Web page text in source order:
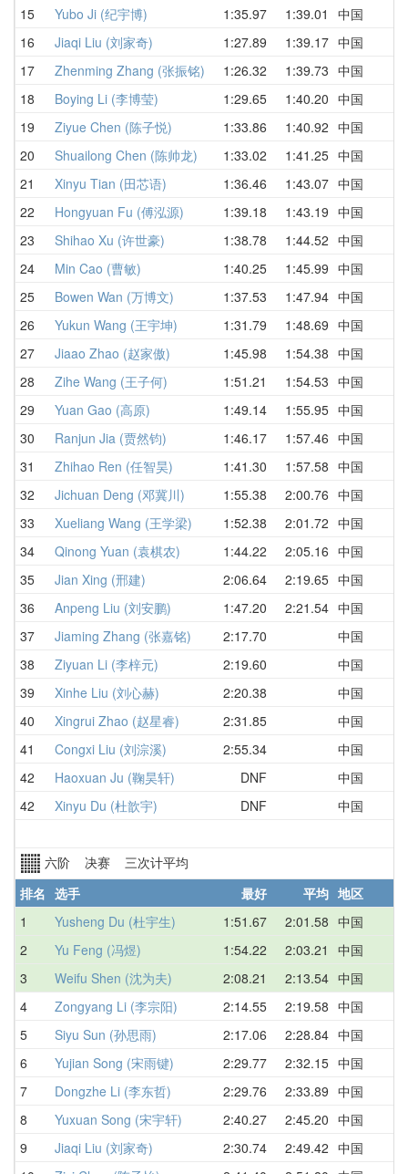
15 Yubo Ji (纪宇博) 1:35.97 1:39.01 中国
16 Jiaqi Liu (刘家奇) 1:27.89 1:39.17 中国
17 Zhenming Zhang (张振铭) 1:26.32 1:39.73 中国
18 Boying Li (李博莹) 1:29.65 1:40.20 中国
19 Ziyue Chen (陈子悦) 1:33.86 1:40.92 中国
20 Shuailong Chen (陈帅龙) 1:33.02 1:41.25 中国
21 Xinyu Tian (田芯语) 1:36.46 1:43.07 中国
22 Hongyuan Fu (傅泓源) 1:39.18 1:43.19 中国
23 Shihao Xu (许世豪) 1:38.78 1:44.52 中国
24 Min Cao (曹敏) 1:40.25 1:45.99 中国
25 Bowen Wan (万博文) 1:37.53 1:47.94 中国
26 Yukun Wang (王宇坤) 1:31.79 1:48.69 中国
27 Jiaao Zhao (赵家傲) 1:45.98 1:54.38 中国
28 Zihe Wang (王子何) 1:51.21 1:54.53 中国
29 Yuan Gao (高原) 1:49.14 1:55.95 中国
30 Ranjun Jia (贾然钧) 1:46.17 1:57.46 中国
31 Zhihao Ren (任智昊) 1:41.30 1:57.58 中国
32 Jichuan Deng (邓冀川) 1:55.38 2:00.76 中国
33 Xueliang Wang (王学梁) 1:52.38 2:01.72 中国
34 Qinong Yuan (袁棋农) 1:44.22 2:05.16 中国
35 Jian Xing (邢建) 2:06.64 2:19.65 中国
36 Anpeng Liu (刘安鹏) 1:47.20 2:21.54 中国
37 Jiaming Zhang (张嘉铭) 2:17.70 中国
38 Ziyuan Li (李梓元) 2:19.60 中国
39 Xinhe Liu (刘心赫) 2:20.38 中国
40 Xingrui Zhao (赵星睿) 2:31.85 中国
41 Congxi Liu (刘淙溪) 2:55.34 中国
42 Haoxuan Ju (鞠昊轩) DNF 中国
42 Xinyu Du (杜歆宇) DNF 中国
六阶 决赛 三次计平均
排名 选手 最好 平均 地区
1
Yusheng Du (杜宇生) 1:51.67 2:01.58 中国
2 Yu Feng (冯煜) 1:54.22 2:03.21 中国
3 Weifu Shen (沈为夫) 2:08.21 2:13.54 中国
4 Zongyang Li (李宗阳) 2:14.55 2:19.58 中国
5 Siyu Sun (孙思雨) 2:17.06 2:28.84 中国
6 Yujian Song (宋雨键) 2:29.77 2:32.15 中国
7 Dongzhe Li (李东哲) 2:29.76 2:33.89 中国
8 Yuxuan Song (宋宇轩) 2:40.27 2:45.20 中国
9 Jiaqi Liu (刘家奇) 2:30.74 2:49.42 中国